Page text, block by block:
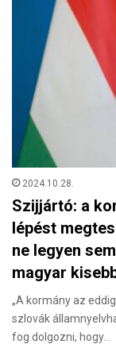
2024.10.28.
Szijjártó: a
lépést
ne legyen
magyar
„A kormány az
szlovák
fog dolgozni, hogy…